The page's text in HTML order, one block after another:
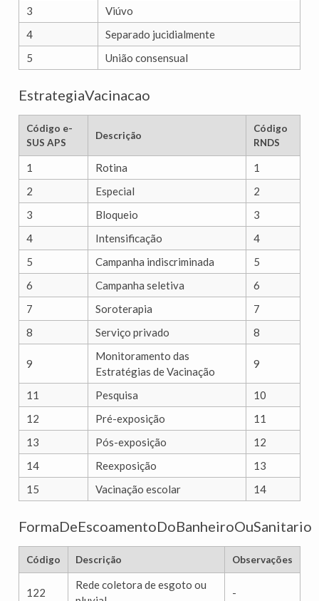
3
Viúvo
4
Separado jucidialmente
5
União consensual
EstrategiaVacinacao
Código e-
SUS APS
Descrição
Código
RNDS
1 Rotina
1
2
Especial
2
3
Bloqueio
3
4
Intensificação
4
5
Campanha indiscriminada
5
6
Campanha seletiva
6
7
Soroterapia
7
8
Serviço privado 8
9
Monitoramento das
Estratégias de Vacinação
9
11 Pesquisa
10
12
Pré-exposição
11
13
Pós-exposição
12
14
Reexposição
13
15
Vacinação escolar 14
FormaDeEscoamentoDoBanheiroOuSanitario
Código Descrição Observações
122
Rede coletora de esgoto ou
-